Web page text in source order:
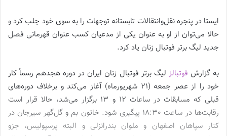
ایستا در پنجره نقل‌وانتقالات تابستانه توجهات را به سوی خود جلب کرد و
حالا می‌توان از او به عنوان یکی از مدعیان کسب عنوان قهرمانی فصل
جدید لیگ برتر فوتبال زنان یاد کرد.
به گزارش فوتبالز لیگ برتر فوتبال زنان ایران در دوره هجدهم رسماً کار
خود را از عصر جمعه (21 شهریورماه) آغاز می‌کند و برخلاف دوره‌های
قبلی که مسابقات در ساعات 12 و 13 برگزار می‌شد، حالا قرار است
رقابت‌ها در ساعت 18:30 پیگیری شود. خاتون بم و گل‌گهر سیرجان در
کنار سپاهان اصفهان و ملوان بندرانزلی و البته پرسپولیس، جزو